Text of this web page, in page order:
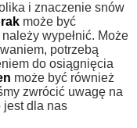
i znaczenie snów
może być
wypełnić. Może
potrzebą
do osiągnięcia
może być również
zwrócić uwagę na
jest dla nas